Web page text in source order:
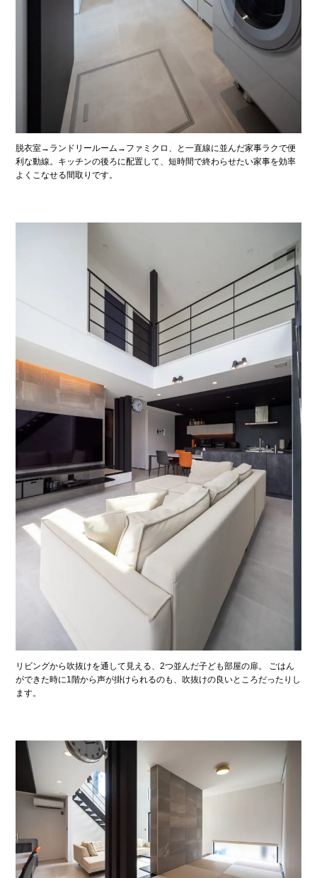
脱衣室→ランドリールーム→ファミクロ、と一直線に並んだ家事ラクで便
利な動線。キッチンの後ろに配置して、短時間で終わらせたい家事を効率
よくこなせる間取りです。
リビングから吹抜けを通して見える、2つ並んだ子ども部屋の扉。 ごはん
ができた時に1階から声が掛けられるのも、吹抜けの良いところだったりし
ます。